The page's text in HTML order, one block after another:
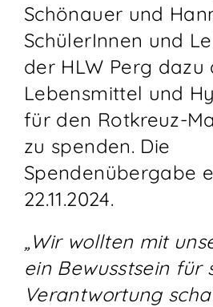
Schönauer und
SchülerInnen und
der HLW Perg
Lebensmittel und
für den Rotkreuz-
zu spenden. Die
Spendenübergabe
22.11.2024.
„Wir wollten mit
ein Bewusstsein für
Verantwortung